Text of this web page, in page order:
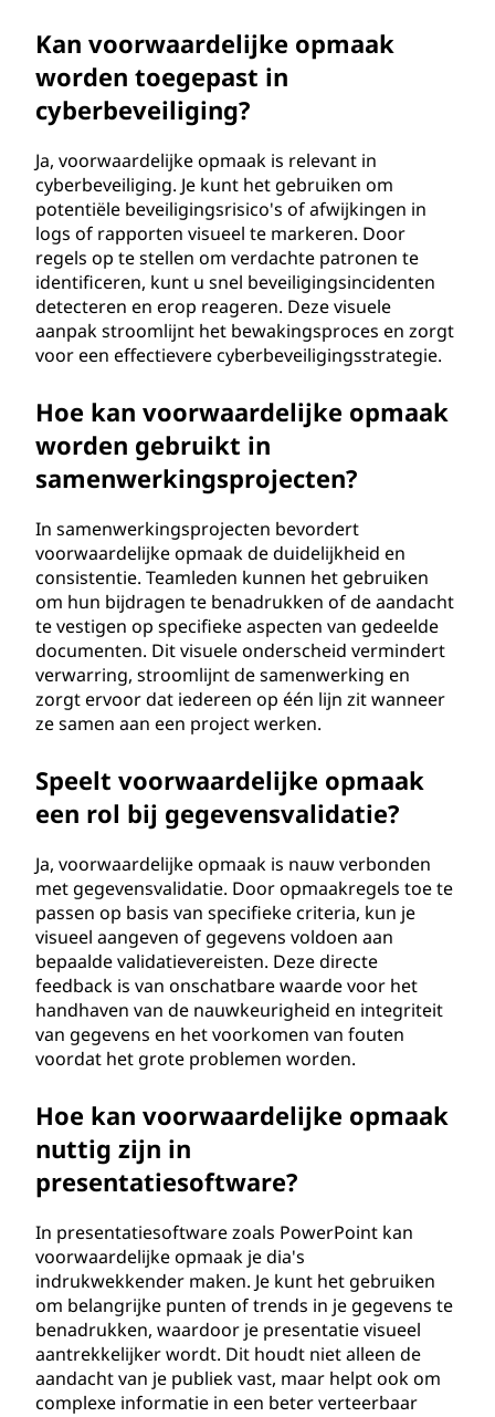
Kan voorwaardelijke opmaak
worden toegepast in
cyberbeveiliging?
Ja, voorwaardelijke opmaak is relevant in
cyberbeveiliging. Je kunt het gebruiken om
potentiële beveiligingsrisico's of afwijkingen in
logs of rapporten visueel te markeren. Door
regels op te stellen om verdachte patronen te
identificeren, kunt u snel beveiligingsincidenten
detecteren en erop reageren. Deze visuele
aanpak stroomlijnt het bewakingsproces en zorgt
voor een effectievere cyberbeveiligingsstrategie.
Hoe kan voorwaardelijke opmaak
worden gebruikt in
samenwerkingsprojecten?
In samenwerkingsprojecten bevordert
voorwaardelijke opmaak de duidelijkheid en
consistentie. Teamleden kunnen het gebruiken
om hun bijdragen te benadrukken of de aandacht
te vestigen op specifieke aspecten van gedeelde
documenten. Dit visuele onderscheid vermindert
verwarring, stroomlijnt de samenwerking en
zorgt ervoor dat iedereen op één lijn zit wanneer
ze samen aan een project werken.
Speelt voorwaardelijke opmaak
een rol bij gegevensvalidatie?
Ja, voorwaardelijke opmaak is nauw verbonden
met gegevensvalidatie. Door opmaakregels toe te
passen op basis van specifieke criteria, kun je
visueel aangeven of gegevens voldoen aan
bepaalde validatievereisten. Deze directe
feedback is van onschatbare waarde voor het
handhaven van de nauwkeurigheid en integriteit
van gegevens en het voorkomen van fouten
voordat het grote problemen worden.
Hoe kan voorwaardelijke opmaak
nuttig zijn in
presentatiesoftware?
In presentatiesoftware zoals PowerPoint kan
voorwaardelijke opmaak je dia's
indrukwekkender maken. Je kunt het gebruiken
om belangrijke punten of trends in je gegevens te
benadrukken, waardoor je presentatie visueel
aantrekkelijker wordt. Dit houdt niet alleen de
aandacht van je publiek vast, maar helpt ook om
complexe informatie in een beter verteerbaar